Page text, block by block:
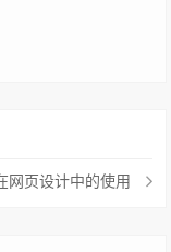
网页设计中的使用